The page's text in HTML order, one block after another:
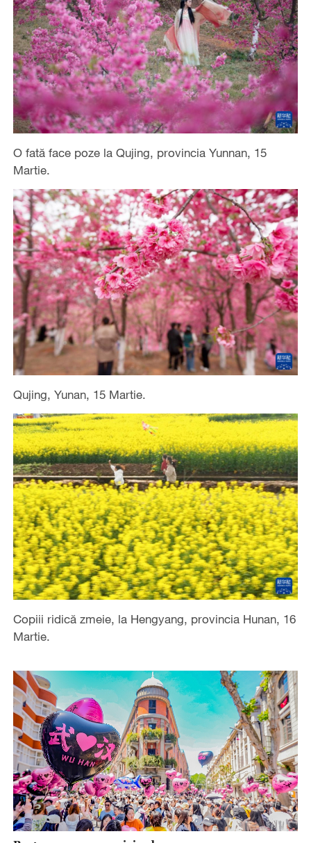
O fată face poze la Qujing, provincia Yunnan, 15
Martie.
Qujing, Yunan, 15 Martie.
Copiii ridică zmeie, la Hengyang, provincia Hunan, 16
Martie.